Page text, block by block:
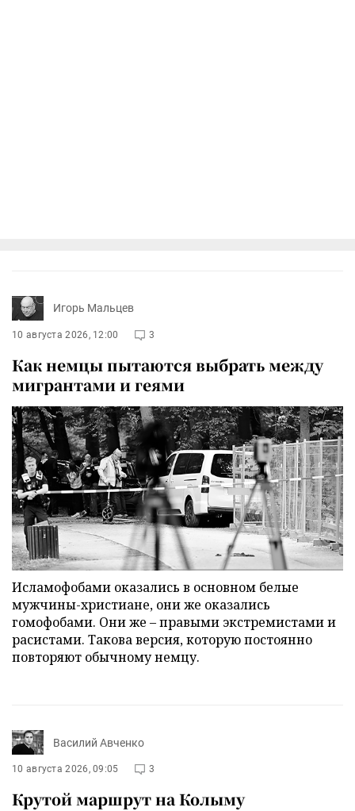
Игорь Мальцев
10 августа 2026, 12:00 3
Как немцы пытаются выбрать между
мигрантами и геями
Исламофобами оказались в основном белые
мужчины-христиане, они же оказались
гомофобами. Они же – правыми экстремистами и
расистами. Такова версия, которую постоянно
повторяют обычному немцу.
Василий Авченко
10 августа 2026, 09:05 3
Крутой маршрут на Колыму